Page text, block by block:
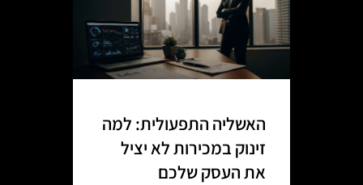
האשליה התפעולית: למה
זינוק במכירות לא יציל
את העסק שלכם